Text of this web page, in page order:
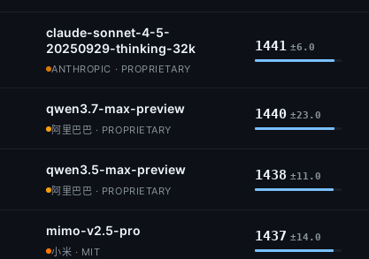
claude-sonnet-4-5-
20250929-thinking-32k
ANTHROPIC · PROPRIETARY
1441 ±6.0
qwen3.7-max-preview
阿里巴巴 · PROPRIETARY
1440 ±23.0
qwen3.5-max-preview
阿里巴巴 · PROPRIETARY
1438 ±11.0
mimo-v2.5-pro
小米 · MIT
1437 ±14.0